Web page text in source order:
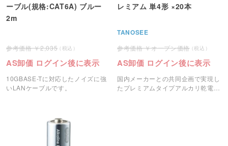
ーブル(規格:CAT6A) ブルー
2m
2,035
AS卸価 ログイン後に表示
10GBASE-Tに対応したノイズに強
いLANケーブルです。
レミアム 単4形 ×20本
TANOSEE
オープン価格
AS卸価 ログイン後に表示
国内メーカーとの共同企画で実現し
たプレミアムタイプアルカリ乾電